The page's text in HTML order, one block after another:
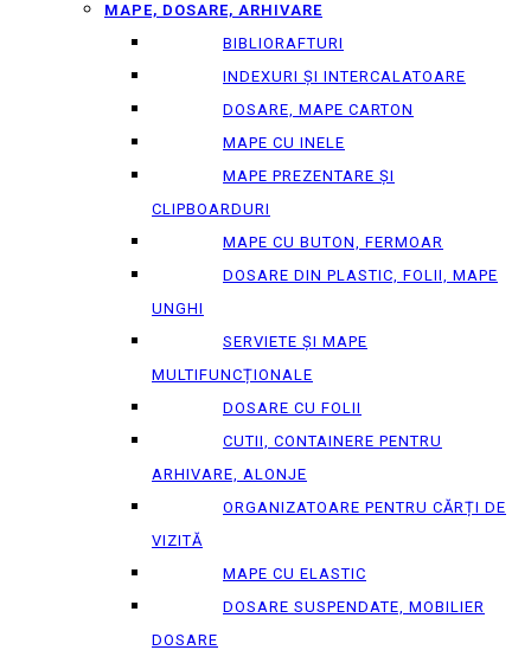
MAPE, DOSARE, ARHIVARE
BIBLIORAFTURI
INDEXURI ȘI INTERCALATOARE
DOSARE, MAPE CARTON
MAPE CU INELE
MAPE PREZENTARE ȘI
CLIPBOARDURI
MAPE CU BUTON, FERMOAR
DOSARE DIN PLASTIC, FOLII, MAPE
UNGHI
SERVIETE ȘI MAPE
MULTIFUNCȚIONALE
DOSARE CU FOLII
CUTII, CONTAINERE PENTRU
ARHIVARE, ALONJE
ORGANIZATOARE PENTRU CĂRȚI DE
VIZITĂ
MAPE CU ELASTIC
DOSARE SUSPENDATE, MOBILIER
DOSARE